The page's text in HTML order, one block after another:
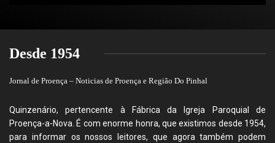
Desde 1954
Jornal de Proença – Noticias de Proença e Região Do Pinhal
Quinzenário, pertencente à Fábrica da Igreja Paroquial de
Proença-a-Nova. É com enorme honra, que existimos desde 1954,
para informar os nossos leitores, que agora também podem